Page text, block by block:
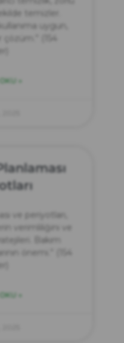
temizler.
uygun,
(154
»
ve periyotları,
verimliliğini ve
Bakım
önemi.” (154
»